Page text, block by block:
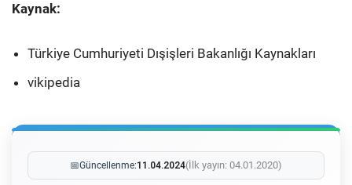
Kaynak:
Türkiye Cumhuriyeti Dışişleri Bakanlığı Kaynakları
vikipedia
📅Güncellenme:11.04.2024(İlk yayın: 04.01.2020)